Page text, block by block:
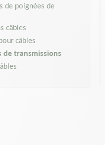
de poignées de
câbles
câbles
de transmissions